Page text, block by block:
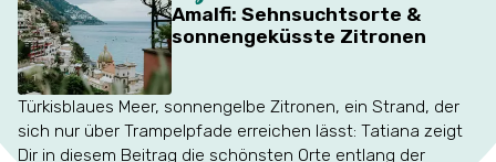
Amalfi: Sehnsuchtsorte &
sonnengeküsste Zitronen
Türkisblaues Meer, sonnengelbe Zitronen, ein Strand, der
sich nur über Trampelpfade erreichen lässt: Tatiana zeigt
Dir in diesem Beitrag die schönsten Orte entlang der